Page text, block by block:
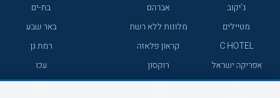
ג'יקוב
אברהם
מטיילים
מלונות ללא רשת
C HOTEL
קראון פלאזה
אפריקה ישראל
רוקסון
אדם
Adar
בת-ים
באר שבע
רמת גן
עכו
רחובות